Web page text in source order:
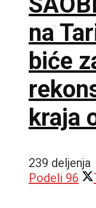
na
biće
kraja
239 deljenja
Podeli 96